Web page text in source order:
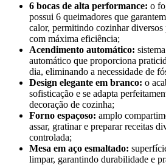
6 bocas de alta performance: o
possui 6 queimadores que
calor, permitindo cozinhar diversos
com máxima eficiência;
Acendimento automático:
automático que proporciona
dia, eliminando a necessidade de
Design elegante em branco: o
sofisticação e se adapta
decoração de cozinha;
Forno espaçoso: amplo
assar, gratinar e preparar receitas
controlada;
Mesa em aço esmaltado:
limpar, garantindo durabilidade e